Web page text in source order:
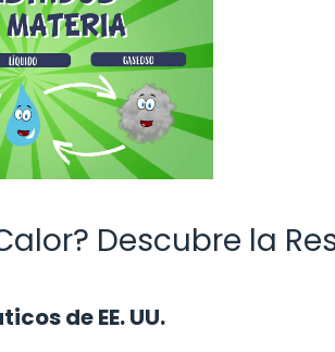
Descubre la
de EE. UU.